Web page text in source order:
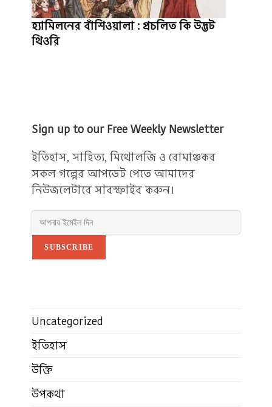
হ্যামিলনের বাঁশিওয়ালা : প্রচলিত কি উদ্ভট
থিওরি
Sign up to our Free Weekly Newsletter
ইতিহাস, সাহিত্য, মিথোলজি ও রোমাঞ্চকর
সকল গল্পের আপডেট পেতে আমাদের
নিউজলেটারে সাবস্ক্রাইব করুন।
SUBSCRIBE
Uncategorized
ইতিহাস
উক্তি
উপকথা